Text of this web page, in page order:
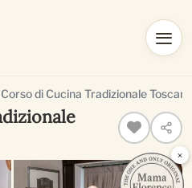
Corso di Cucina Tradizionale Toscana
×